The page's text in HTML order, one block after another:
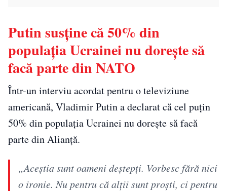
Putin susține că 50% din
populația Ucrainei nu dorește să
facă parte din NATO
Într-un interviu acordat pentru o televiziune
americană, Vladimir Putin a declarat că cel puțin
50% din populația Ucrainei nu dorește să facă
parte din Alianță.
„Aceştia sunt oameni deştepţi. Vorbesc fără nici
o ironie. Nu pentru că alţii sunt proşti, ci pentru